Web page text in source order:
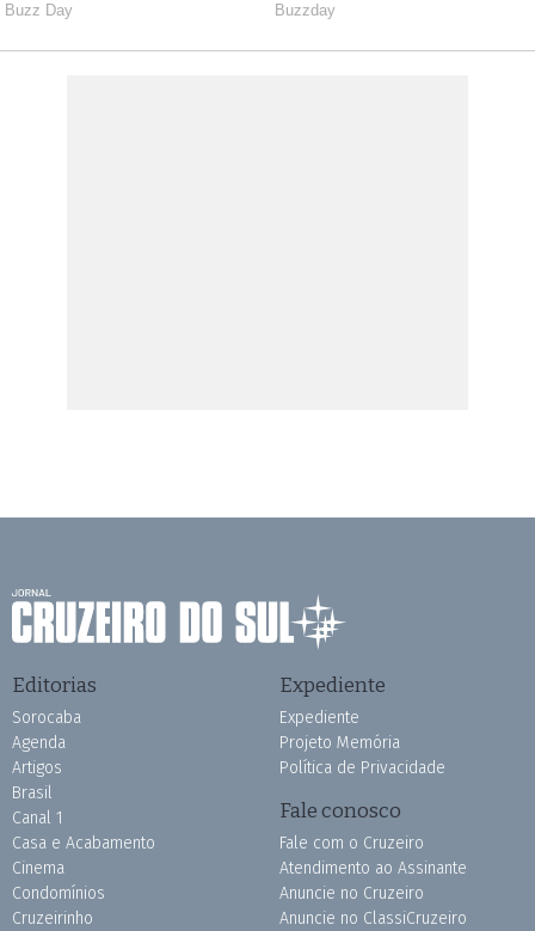
Editorias
Sorocaba
Agenda
Artigos
Brasil
Canal 1
Casa e Acabamento
Cinema
Condomínios
Cruzeirinho
Expediente
Expediente
Projeto Memória
Política de Privacidade
Fale conosco
Fale com o Cruzeiro
Atendimento ao Assinante
Anuncie no Cruzeiro
Anuncie no ClassiCruzeiro